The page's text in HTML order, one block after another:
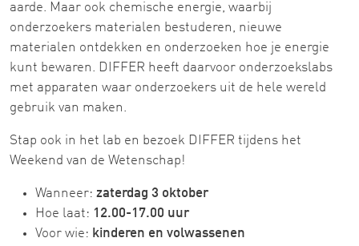
aarde. Maar ook chemische energie, waarbij
onderzoekers materialen bestuderen, nieuwe
materialen ontdekken en onderzoeken hoe je energie
kunt bewaren. DIFFER heeft daarvoor onderzoekslabs
met apparaten waar onderzoekers uit de hele wereld
gebruik van maken.
Stap ook in het lab en bezoek DIFFER tijdens het
Weekend van de Wetenschap!
Wanneer: zaterdag 3 oktober
Hoe laat: 12.00-17.00 uur
Voor wie: kinderen en volwassenen